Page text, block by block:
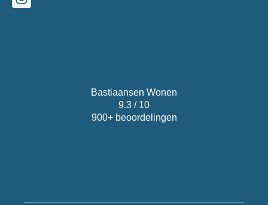
Bastiaansen Wonen
9.3 / 10
900+ beoordelingen